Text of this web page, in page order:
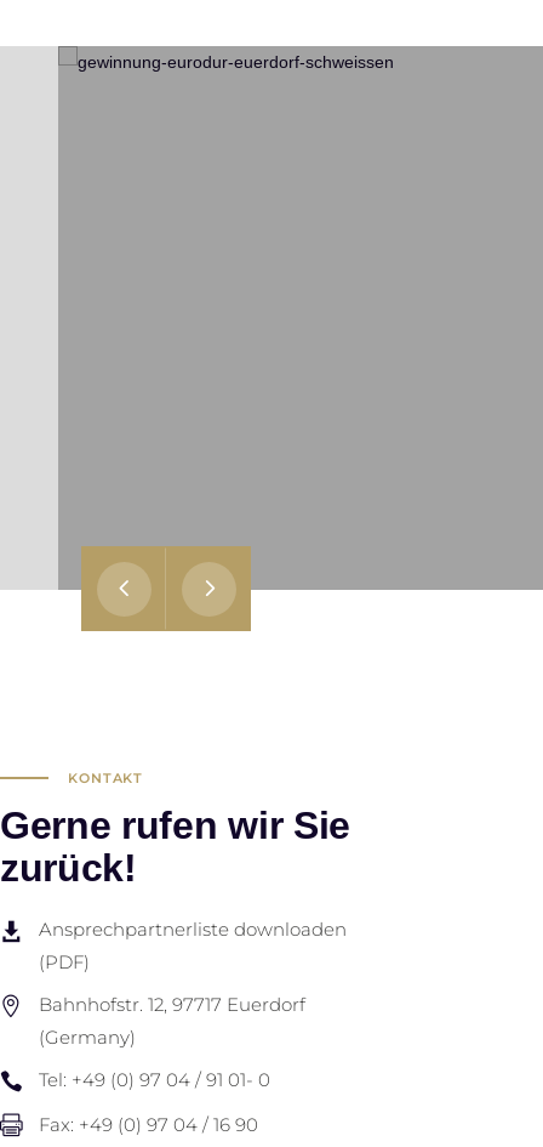
KONTAKT
Gerne rufen wir Sie
zurück!
Ansprechpartnerliste downloaden
(PDF)
Bahnhofstr. 12, 97717 Euerdorf
(Germany)
Tel: +49 (0) 97 04 / 91 01- 0
Fax: +49 (0) 97 04 / 16 90